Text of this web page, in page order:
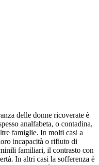
delle donne ricoverate è
analfabeta, o contadina,
famiglie. In molti casi a
incapacità o rifiuto di
familiari, il contrasto con
In altri casi la sofferenza è